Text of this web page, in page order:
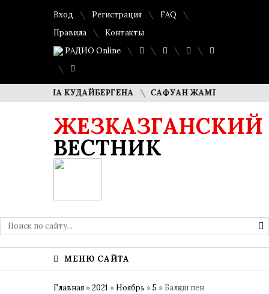
Вход Регистрация
FAQ
Правила
Контакты
РАДИО Online
КУДАЙБЕРГЕНА САФУАН ЖАМПЕИСОВ: «МЫ
ЖЕЗКАЗГАНСКИЙ
ВЕСТНИК
МЕНЮ САЙТА
Главная »2021 » Ноябрь »5 » Балқаш пен